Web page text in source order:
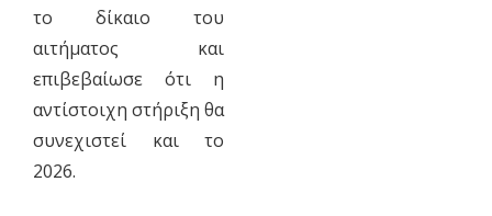
το δίκαιο του
αιτήματος και
επιβεβαίωσε ότι η
αντίστοιχη στήριξη θα
συνεχιστεί και το
2026.